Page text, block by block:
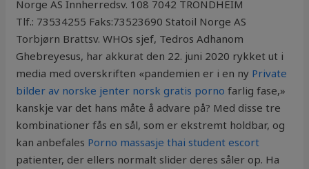
Norge AS Innherredsv. 108 7042 TRONDHEIM
Tlf.: 73534255 Faks:73523690 Statoil Norge AS
Torbjørn Brattsv. WHOs sjef, Tedros Adhanom
Ghebreyesus, har akkurat den 22. juni 2020 rykket ut i
media med overskriften «pandemien er i en ny Private
bilder av norske jenter norsk gratis porno farlig fase,»
kanskje var det hans måte å advare på? Med disse tre
kombinationer fås en sål, som er ekstremt holdbar, og
kan anbefales Porno massasje thai student escort
patienter, der ellers normalt slider deres såler op. Ha